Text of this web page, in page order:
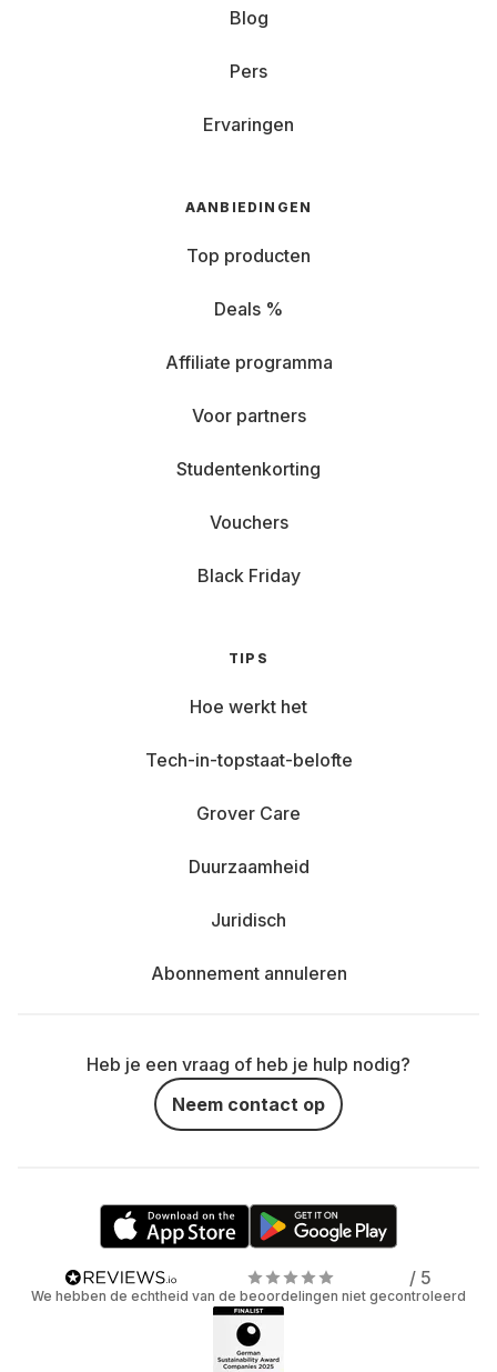
Blog
Pers
Ervaringen
AANBIEDINGEN
Top producten
Deals %
Affiliate programma
Voor partners
Studentenkorting
Vouchers
Black Friday
TIPS
Hoe werkt het
Tech-in-topstaat-belofte
Grover Care
Duurzaamheid
Juridisch
Abonnement annuleren
Heb je een vraag of heb je hulp nodig?
Neem contact op
/ 5
We hebben de echtheid van de beoordelingen niet gecontroleerd